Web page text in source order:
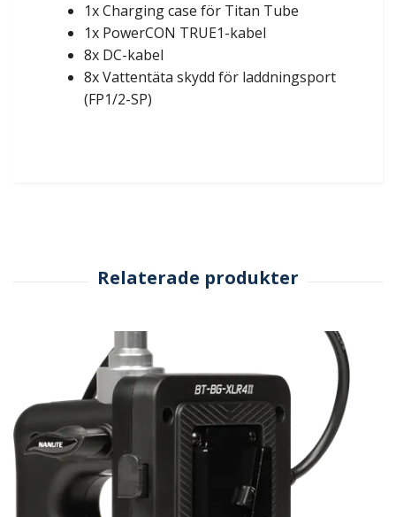
1x Charging case för Titan Tube
1x PowerCON TRUE1-kabel
8x DC-kabel
8x Vattentäta skydd för laddningsport
(FP1/2-SP)